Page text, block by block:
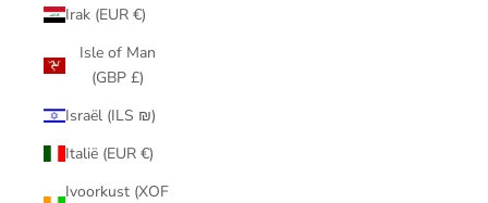
Irak (EUR €)
Isle of Man
(GBP £)
Israël (ILS ₪)
Italië (EUR €)
Ivoorkust (XOF